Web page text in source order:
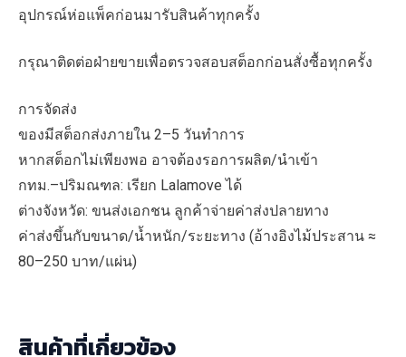
อุปกรณ์ห่อแพ็คก่อนมารับสินค้าทุกครั้ง
กรุณาติดต่อฝ่ายขายเพื่อตรวจสอบสต็อกก่อนสั่งซื้อทุกครั้ง
การจัดส่ง
ของมีสต็อกส่งภายใน 2–5 วันทำการ
หากสต็อกไม่เพียงพอ อาจต้องรอการผลิต/นำเข้า
กทม.–ปริมณฑล: เรียก Lalamove ได้
ต่างจังหวัด: ขนส่งเอกชน ลูกค้าจ่ายค่าส่งปลายทาง
ค่าส่งขึ้นกับขนาด/น้ำหนัก/ระยะทาง (อ้างอิงไม้ประสาน ≈
80–250 บาท/แผ่น)
สินค้าที่เกี่ยวข้อง